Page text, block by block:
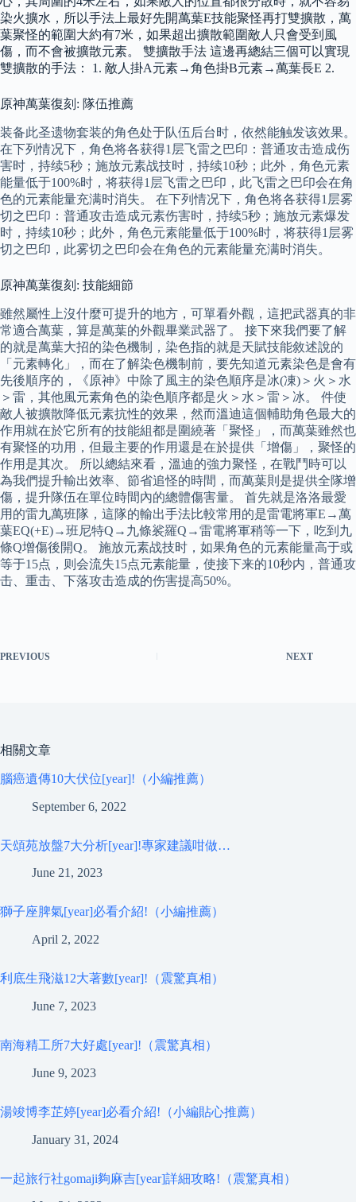
染火擴水，所以手法上最好先開萬葉E技能聚怪再打雙擴散，萬
葉聚怪的範圍大約有7米，如果超出擴散範圍敵人只會受到風
傷，而不會被擴散元素。 雙擴散手法 這邊再總結三個可以實現
雙擴散的手法： 1. 敵人掛A元素→角色掛B元素→萬葉長E 2.
原神萬葉復刻: 隊伍推薦
装备此圣遗物套装的角色处于队伍后台时，依然能触发该效果。
在下列情况下，角色将各获得1层飞雷之巴印：普通攻击造成伤
害时，持续5秒；施放元素战技时，持续10秒；此外，角色元素
能量低于100%时，将获得1层飞雷之巴印，此飞雷之巴印会在角
色的元素能量充满时消失。 在下列情况下，角色将各获得1层雾
切之巴印：普通攻击造成元素伤害时，持续5秒；施放元素爆发
时，持续10秒；此外，角色元素能量低于100%时，将获得1层雾
切之巴印，此雾切之巴印会在角色的元素能量充满时消失。
原神萬葉復刻: 技能細節
雖然屬性上沒什麼可提升的地方，可單看外觀，這把武器真的非
常適合萬葉，算是萬葉的外觀畢業武器了。 接下來我們要了解
的就是萬葉大招的染色機制，染色指的就是天賦技能敘述說的
「元素轉化」，而在了解染色機制前，要先知道元素染色是會有
先後順序的，《原神》中除了風主的染色順序是冰(凍)＞火＞水
＞雷，其他風元素角色的染色順序都是火＞水＞雷＞冰。 件使
敵人被擴散降低元素抗性的效果，然而溫迪這個輔助角色最大的
作用就在於它所有的技能組都是圍繞著「聚怪」，而萬葉雖然也
有聚怪的功用，但最主要的作用還是在於提供「增傷」，聚怪的
作用是其次。 所以總結來看，溫迪的強力聚怪，在戰鬥時可以
為我們提升輸出效率、節省追怪的時間，而萬葉則是提供全隊增
傷，提升隊伍在單位時間內的總體傷害量。 首先就是洛洛最愛
用的雷九萬班隊，這隊的輸出手法比較常用的是雷電將軍E→萬
葉EQ(+E)→班尼特Q→九條裟羅Q→雷電將軍稍等一下，吃到九
條Q增傷後開Q。 施放元素战技时，如果角色的元素能量高于或
等于15点，则会流失15点元素能量，使接下来的10秒内，普通攻
击、重击、下落攻击造成的伤害提高50%。
PREVIOUS NEXT
相關文章
腦癌遺傳10大伏位[year]!（小編推薦）
September 6, 2022
天頌苑放盤7大分析[year]!專家建議咁做…
June 21, 2023
獅子座脾氣[year]必看介紹!（小編推薦）
April 2, 2022
利底生飛滋12大著數[year]!（震驚真相）
June 7, 2023
南海精工所7大好處[year]!（震驚真相）
June 9, 2023
湯竣博李芷婷[year]必看介紹!（小編貼心推薦）
January 31, 2024
一起旅行社gomaji夠麻吉[year]詳細攻略!（震驚真相）